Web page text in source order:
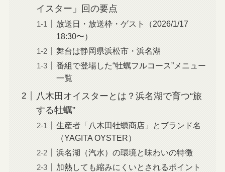
イスター」回の要点
放送日・放送枠・ゲスト（2026/1/17
18:30〜）
舞台は静岡県浜松市・浜名湖
番組で登場した“牡蠣フルコース”メニュー
一覧
八木田オイスターとは？浜名湖で育つ“旅
する牡蠣”
生産者「八木田牡蠣商店」とブランド名
（YAGITA OYSTER）
浜名湖（汽水）の環境と味わいの特徴
加熱しても縮みにくいとされるポイント